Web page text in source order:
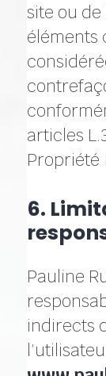
site ou
éléments
articles
Propriété
6.
Pauline
indirects